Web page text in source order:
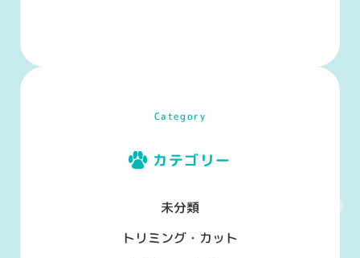
Category
カテゴリー
未分類
トリミング・カット